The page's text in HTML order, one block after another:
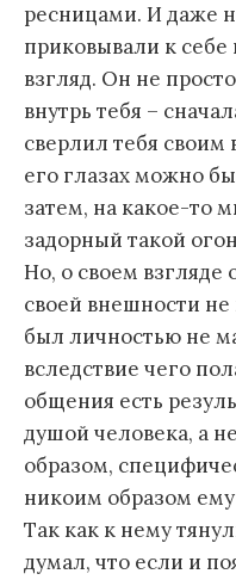
ресницами. И даже
приковывали к
взгляд. Он не
внутрь тебя –
сверлил тебя своим
его глазах можно
затем, на какое-то
задорный такой
Но, о своем взгляде
своей внешности
был личностью не
вследствие чего
общения есть
душой человека, а
образом,
никоим образом
Так как к нему
думал, что если и